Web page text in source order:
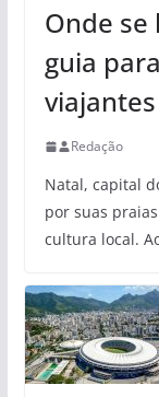
Onde
guia
viajantes
Redação
Natal, capital
por suas
cultura local.